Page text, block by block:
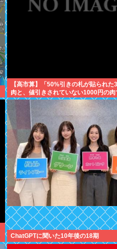
【高市算】「50%引きの札が貼られた
肉と、値引きされていない1000円の
はどちらか」父の答え「50%引きの肉
ChatGPTに聞いた10年後の18期